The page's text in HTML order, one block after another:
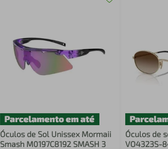
Óculos de Sol Unissex Mormaii
Smash M0197C8192 SMASH 3
Óculos de
VO4323S-